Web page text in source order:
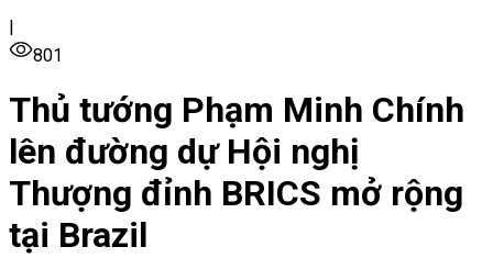
|
801
Thủ tướng Phạm Minh Chính
lên đường dự Hội nghị
Thượng đỉnh BRICS mở rộng
tại Brazil